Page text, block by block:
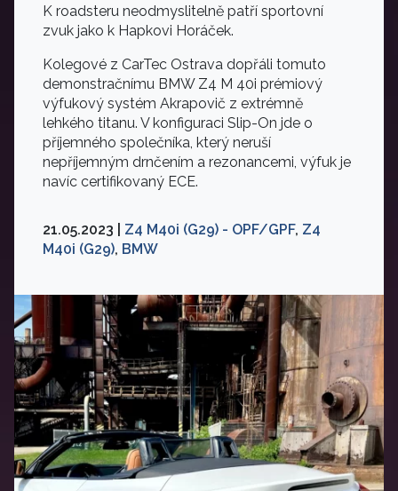
K roadsteru neodmyslitelně patří sportovní
zvuk jako k Hapkovi Horáček.
Kolegové z CarTec Ostrava dopřáli tomuto
demonstračnímu BMW Z4 M 40i prémiový
výfukový systém Akrapovič z extrémně
lehkého titanu. V konfiguraci Slip-On jde o
příjemného společníka, který neruší
nepříjemným drnčením a rezonancemi, výfuk je
navíc certifikovaný ECE.
21.05.2023 | Z4 M40i (G29) - OPF/GPF, Z4
M40i (G29), BMW